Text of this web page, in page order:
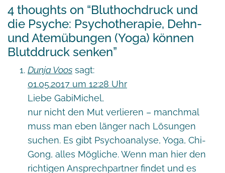
4 thoughts on “Bluthochdruck und
die Psyche: Psychotherapie, Dehn-
und Atemübungen (Yoga) können
Blutddruck senken”
Dunja Voos sagt:
01.05.2017 um 12:28 Uhr
Liebe GabiMichel,
nur nicht den Mut verlieren – manchmal
muss man eben länger nach Lösungen
suchen. Es gibt Psychoanalyse, Yoga, Chi-
Gong, alles Mögliche. Wenn man hier den
richtigen Ansprechpartner findet und es